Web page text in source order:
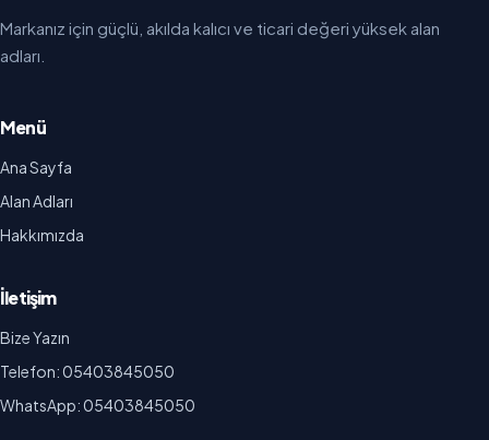
Markanız için güçlü, akılda kalıcı ve ticari değeri yüksek alan
adları.
Menü
Ana Sayfa
Alan Adları
Hakkımızda
İletişim
Bize Yazın
Telefon: 05403845050
WhatsApp: 05403845050